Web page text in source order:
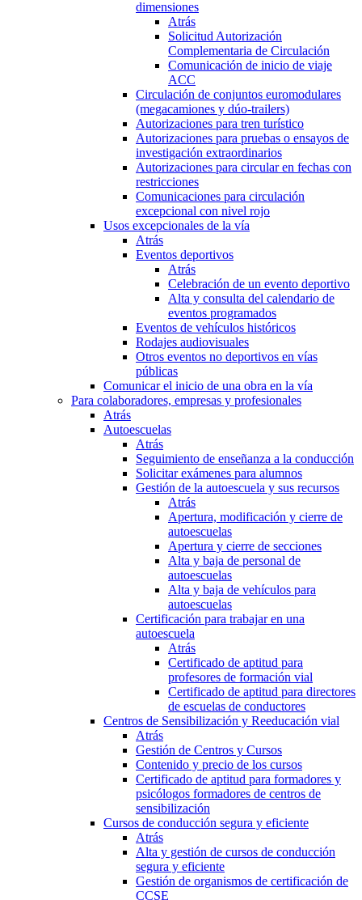
dimensiones
Atrás
Solicitud Autorización
Complementaria de Circulación
Comunicación de inicio de viaje
ACC
Circulación de conjuntos euromodulares
(megacamiones y dúo-trailers)
Autorizaciones para tren turístico
Autorizaciones para pruebas o ensayos de
investigación extraordinarios
Autorizaciones para circular en fechas con
restricciones
Comunicaciones para circulación
excepcional con nivel rojo
Usos excepcionales de la vía
Atrás
Eventos deportivos
Atrás
Celebración de un evento deportivo
Alta y consulta del calendario de
eventos programados
Eventos de vehículos históricos
Rodajes audiovisuales
Otros eventos no deportivos en vías
públicas
Comunicar el inicio de una obra en la vía
Para colaboradores, empresas y profesionales
Atrás
Autoescuelas
Atrás
Seguimiento de enseñanza a la conducción
Solicitar exámenes para alumnos
Gestión de la autoescuela y sus recursos
Atrás
Apertura, modificación y cierre de
autoescuelas
Apertura y cierre de secciones
Alta y baja de personal de
autoescuelas
Alta y baja de vehículos para
autoescuelas
Certificación para trabajar en una
autoescuela
Atrás
Certificado de aptitud para
profesores de formación vial
Certificado de aptitud para directores
de escuelas de conductores
Centros de Sensibilización y Reeducación vial
Atrás
Gestión de Centros y Cursos
Contenido y precio de los cursos
Certificado de aptitud para formadores y
psicólogos formadores de centros de
sensibilización
Cursos de conducción segura y eficiente
Atrás
Alta y gestión de cursos de conducción
segura y eficiente
Gestión de organismos de certificación de
CCSE